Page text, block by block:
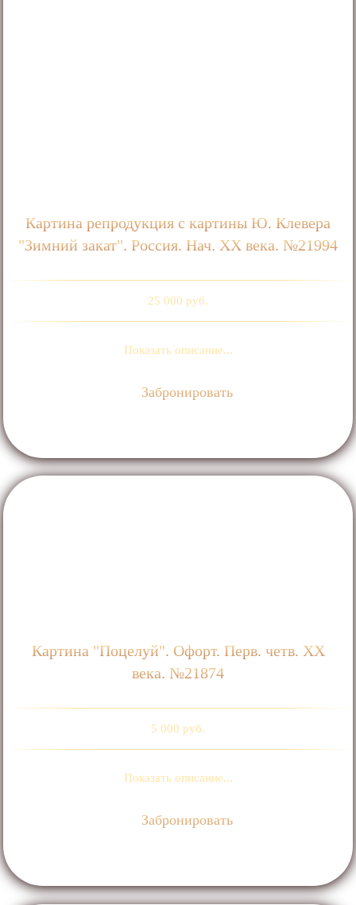
Картина репродукция c картины Ю. Клевера
"Зимний закат". Россия. Нач. ХХ века. №21994
25 000 руб.
Показать описание...
Забронировать
Картина "Поцелуй". Офорт. Перв. четв. ХХ
века. №21874
5 000 руб.
Показать описание...
Забронировать